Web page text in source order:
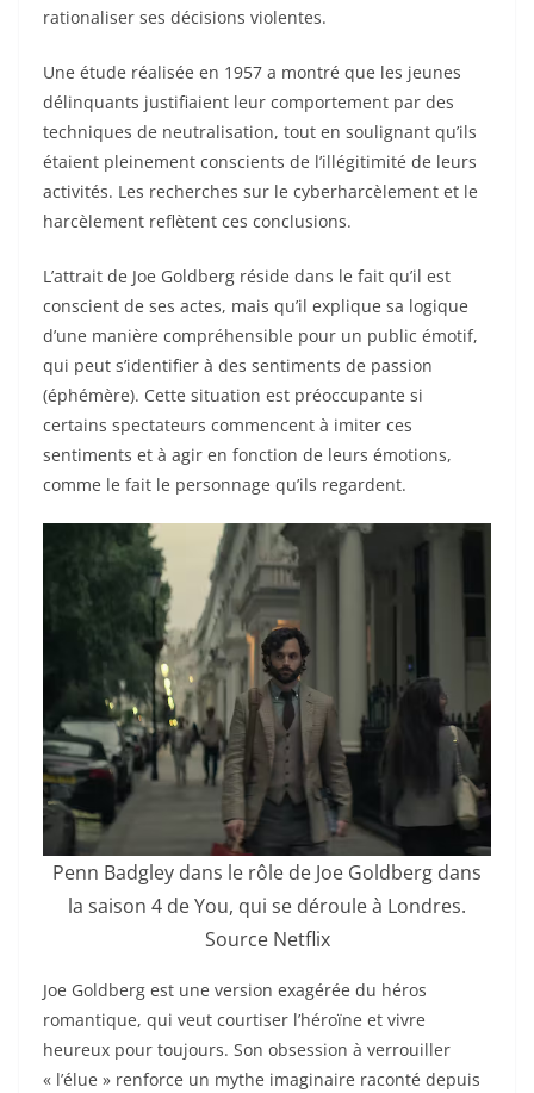
rationaliser ses décisions violentes.
Une étude réalisée en 1957 a montré que les jeunes
délinquants justifiaient leur comportement par des
techniques de neutralisation, tout en soulignant qu’ils
étaient pleinement conscients de l’illégitimité de leurs
activités. Les recherches sur le cyberharcèlement et le
harcèlement reflètent ces conclusions.
L’attrait de Joe Goldberg réside dans le fait qu’il est
conscient de ses actes, mais qu’il explique sa logique
d’une manière compréhensible pour un public émotif,
qui peut s’identifier à des sentiments de passion
(éphémère). Cette situation est préoccupante si
certains spectateurs commencent à imiter ces
sentiments et à agir en fonction de leurs émotions,
comme le fait le personnage qu’ils regardent.
Penn Badgley dans le rôle de Joe Goldberg dans
la saison 4 de You, qui se déroule à Londres.
Source Netflix
Joe Goldberg est une version exagérée du héros
romantique, qui veut courtiser l’héroïne et vivre
heureux pour toujours. Son obsession à verrouiller
« l’élue » renforce un mythe imaginaire raconté depuis